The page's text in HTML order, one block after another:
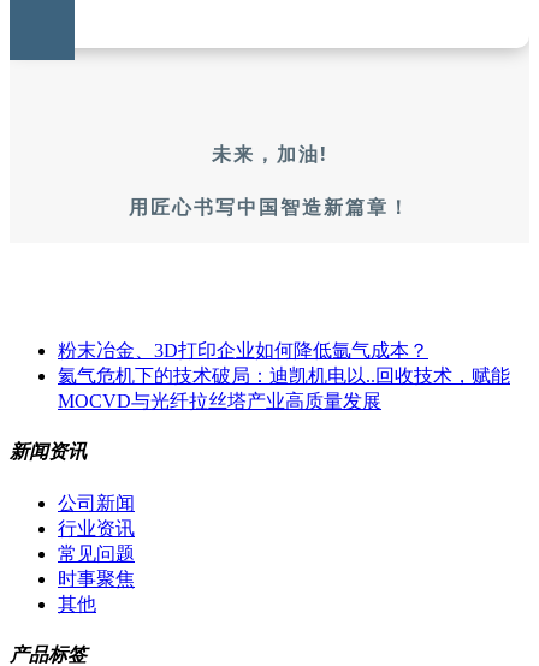
未来，加油!
用匠心书写中国智造新篇章！
粉末冶金、3D打印企业如何降低氩气成本？
氦气危机下的技术破局：迪凯机电以..回收技术，赋能
MOCVD与光纤拉丝塔产业高质量发展
新闻资讯
公司新闻
行业资讯
常见问题
时事聚焦
其他
产品标签